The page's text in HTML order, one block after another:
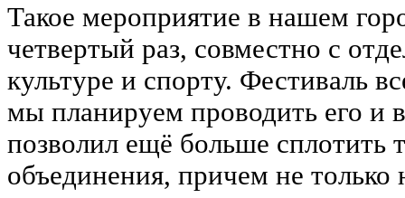
Такое мероприятие в нашем
четвертый раз, совместно с
культуре и спорту. Фестиваль
мы планируем проводить его и
позволил ещё больше сплотить
объединения, причем не только